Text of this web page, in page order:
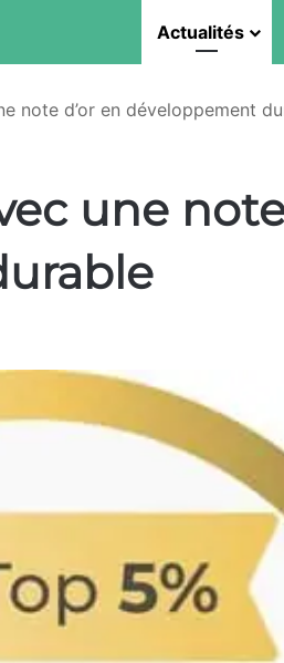
Actualités
note d’or en développement
une note